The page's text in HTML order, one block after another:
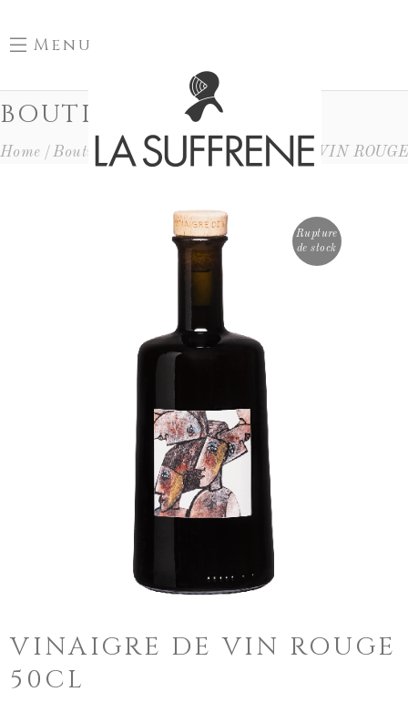
Menu
BOUTIQUE
Home Boutique Epicerie VINAIGRE DE VIN
Rupture
de stock
VINAIGRE DE VIN ROUGE
50CL